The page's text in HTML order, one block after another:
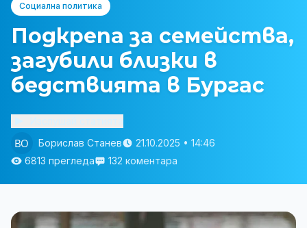
Социална политика
Подкрепа за семейства,
загубили близки в
бедствията в Бургас
Борислав Станев
21.10.2025 • 14:46
6813 прегледа
132 коментара